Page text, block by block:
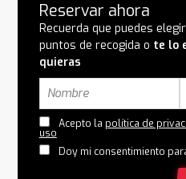
Reservar ahora
Recuerda que puedes
puntos de recogida o te lo
quieras
Acepto la política de
uso
Doy mi consentimiento